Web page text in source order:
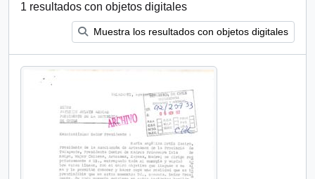
1 resultados con objetos digitales
Muestra los resultados con objetos digitales